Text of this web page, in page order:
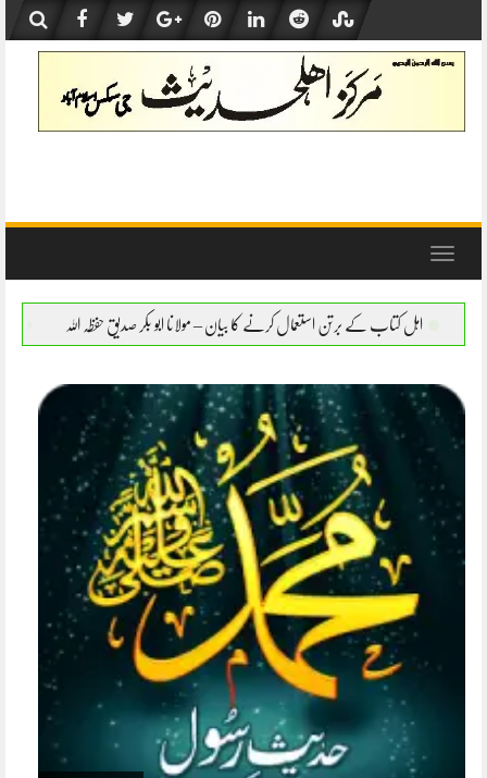
content
Toggle
کرنے کا بیان – مولانا ابو بکر صدیق حفظہ اللہ اہل کتاب کے برتن استعمال کرنے کا